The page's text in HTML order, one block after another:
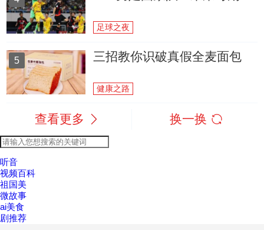
足球之夜
5 三招教你识破真假全麦面包
健康之路
查看更多 换一换
听音
视频百科
祖国美
微故事
ai美食
剧推荐